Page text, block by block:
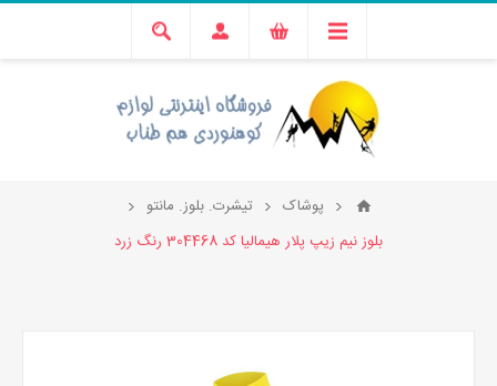
پوشاک
تیشرت. بلوز. مانتو
بلوز نیم زیپ پلار هیمالیا کد 304468 رنگ زرد